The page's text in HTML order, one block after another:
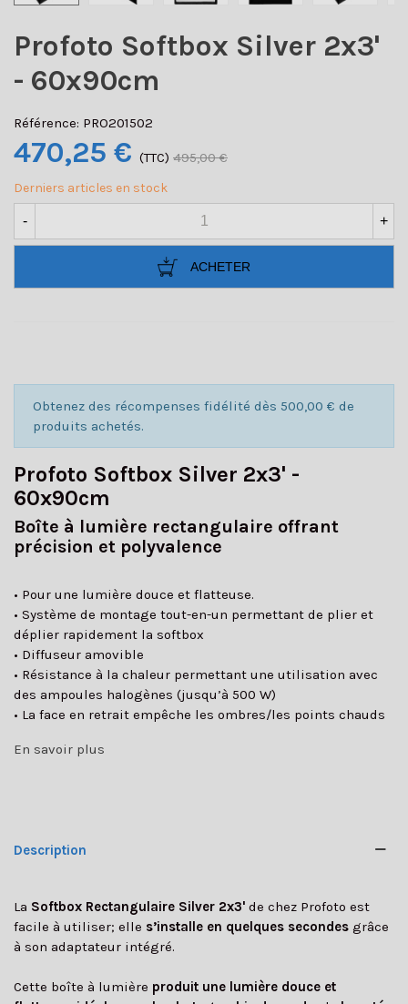
Profoto Softbox Silver 2x3'
- 60x90cm
Référence: PRO201502
470,25 € (TTC) 495,00 €
Derniers articles en stock
- +
ACHETER
Obtenez des récompenses fidélité dès 500,00 € de
produits achetés.
Profoto Softbox Silver 2x3' -
60x90cm
Boîte à lumière rectangulaire offrant
précision et polyvalence
• Pour une lumière douce et flatteuse.
• Système de montage tout-en-un permettant de plier et
déplier rapidement la softbox
• Diffuseur amovible
• Résistance à la chaleur permettant une utilisation avec
des ampoules halogènes (jusqu’à 500 W)
• La face en retrait empêche les ombres/les points chauds
En savoir plus
Description
La Softbox Rectangulaire Silver 2x3' de chez Profoto est
facile à utiliser; elle s’installe en quelques secondes grâce
à son adaptateur intégré.
Cette boîte à lumière produit une lumière douce et